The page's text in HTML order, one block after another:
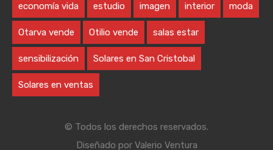
economía vida estudio imagen interior moda
Otarva vende Otilio vende salas estar
sensibilización Solares en San Cristobal
Solares en ventas
© Todos los derechos reservados.
Diseñado por Valerio Ventura